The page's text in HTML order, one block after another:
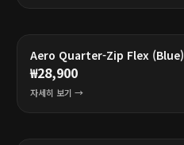
Aero Quarter-Zip Flex (Blue)
₩28,900
자세히 보기 →